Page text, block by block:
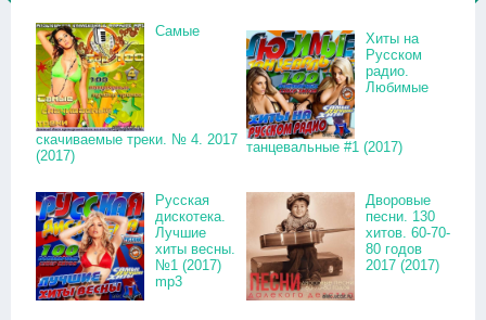
Самые
скачиваемые треки. № 4. 2017
(2017)
Хиты на
Русском
радио.
Любимые
танцевальные #1 (2017)
Русская
дискотека.
Лучшие
хиты весны.
№1 (2017)
mp3
Дворовые
песни. 130
хитов. 60-70-
80 годов
2017 (2017)